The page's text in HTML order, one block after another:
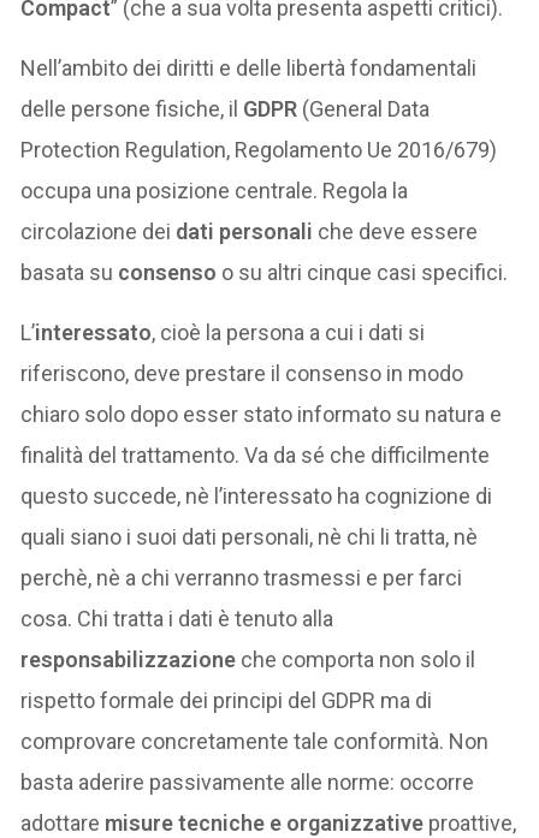
Compact” (che a sua volta presenta aspetti critici).
Nell’ambito dei diritti e delle libertà fondamentali
delle persone fisiche, il GDPR (General Data
Protection Regulation, Regolamento Ue 2016/679)
occupa una posizione centrale. Regola la
circolazione dei dati personali che deve essere
basata su consenso o su altri cinque casi specifici.
L’interessato, cioè la persona a cui i dati si
riferiscono, deve prestare il consenso in modo
chiaro solo dopo esser stato informato su natura e
finalità del trattamento. Va da sé che difficilmente
questo succede, nè l’interessato ha cognizione di
quali siano i suoi dati personali, nè chi li tratta, nè
perchè, nè a chi verranno trasmessi e per farci
cosa. Chi tratta i dati è tenuto alla
responsabilizzazione che comporta non solo il
rispetto formale dei principi del GDPR ma di
comprovare concretamente tale conformità. Non
basta aderire passivamente alle norme: occorre
adottare misure tecniche e organizzative proattive,